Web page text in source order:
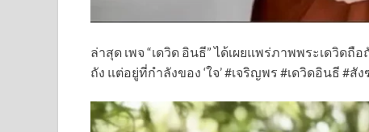
ล่าสุด เพจ “เดวิด อินธี” ได้เผยแพร่ภาพพระเดวิ
ถัง แต่อยู่ที่กำลังของ ‘ใจ’ #เจริญพร #เดวิดอินธี #สั